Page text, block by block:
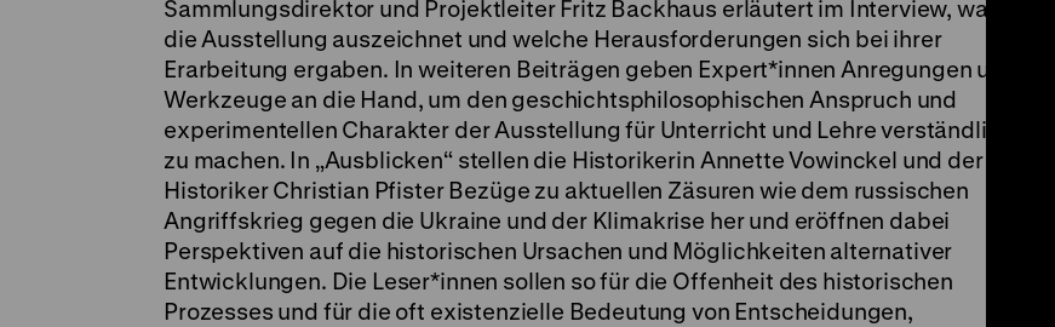
Sammlungsdirektor und Projektleiter Fritz Backhaus erläutert im Interview, was
die Ausstellung auszeichnet und welche Herausforderungen sich bei ihrer
Erarbeitung ergaben. In weiteren Beiträgen geben Expert*innen Anregungen und
Werkzeuge an die Hand, um den geschichtsphilosophischen Anspruch und
experimentellen Charakter der Ausstellung für Unterricht und Lehre verständlich
zu machen. In „Ausblicken“ stellen die Historikerin Annette Vowinckel und der
Historiker Christian Pfister Bezüge zu aktuellen Zäsuren wie dem russischen
Angriffskrieg gegen die Ukraine und der Klimakrise her und eröffnen dabei
Perspektiven auf die historischen Ursachen und Möglichkeiten alternativer
Entwicklungen. Die Leser*innen sollen so für die Offenheit des historischen
Prozesses und für die oft existenzielle Bedeutung von Entscheidungen,